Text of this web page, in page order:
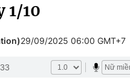
1/10
29/09/2025 06:00 GMT+7